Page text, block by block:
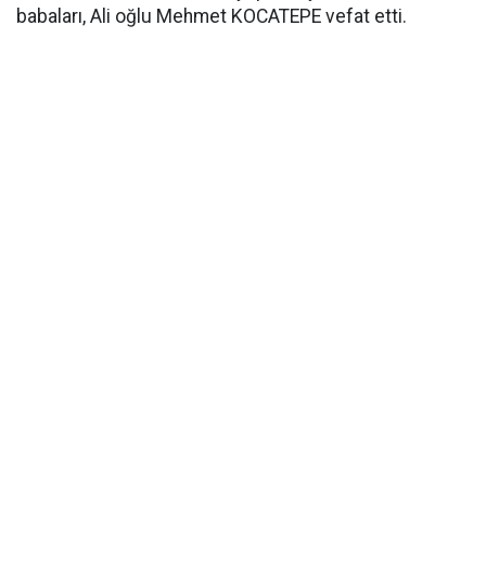
babaları, Ali oğlu Mehmet KOCATEPE vefat etti.